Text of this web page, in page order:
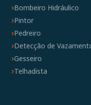
Bombeiro Hidráulico
Pintor
Pedreiro
Detecção de
Gesseiro
Telhadista